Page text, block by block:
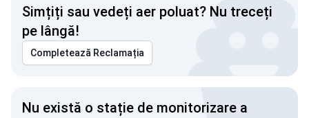
Simțiți sau vedeți aer poluat? Nu treceți
pe lângă!
Completează Reclamația
Nu există o stație de monitorizare a